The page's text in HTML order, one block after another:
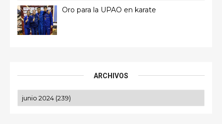
Oro para la UPAO en karate
ARCHIVOS